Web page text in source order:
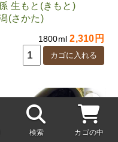
生もと(きもと)
(さかた)
1800ml2,310円
検索 カゴの中